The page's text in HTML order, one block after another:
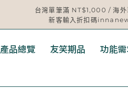
台灣單筆滿 NT$1,000 / 海
新客輸入折扣碼
產品總覽 友笑期品 功能